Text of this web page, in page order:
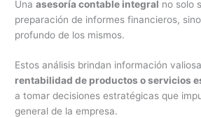
Unaasesoría contable integral no solo
preparación de informes financieros,
profundo de los mismos.
Estos análisis brindan información valiosa
rentabilidad de productos o servicios
a tomar decisiones estratégicas que
general de la empresa.